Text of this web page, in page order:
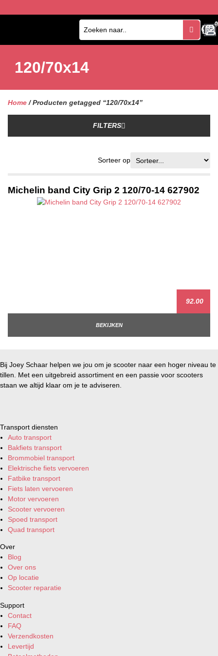
0
0
120/70x14
Home / Producten getagged “120/70x14”
FILTERS
Sorteer op
Michelin band City Grip 2 120/70-14 627902
92.00
BEKIJKEN
Bij Joey Schaar helpen we jou om je scooter naar een hoger niveau te
tillen. Met een uitgebreid assortiment en een passie voor scooters
staan we altijd klaar om je te adviseren.
Transport diensten
Auto transport
Bakfiets transport
Brommobiel transport
Elektrische fiets vervoeren
Fatbike transport
Fiets laten vervoeren
Motor vervoeren
Scooter vervoeren
Spoed transport
Quad transport
Over
Blog
Over ons
Op locatie
Scooter reparatie
Support
Contact
FAQ
Verzendkosten
Levertijd